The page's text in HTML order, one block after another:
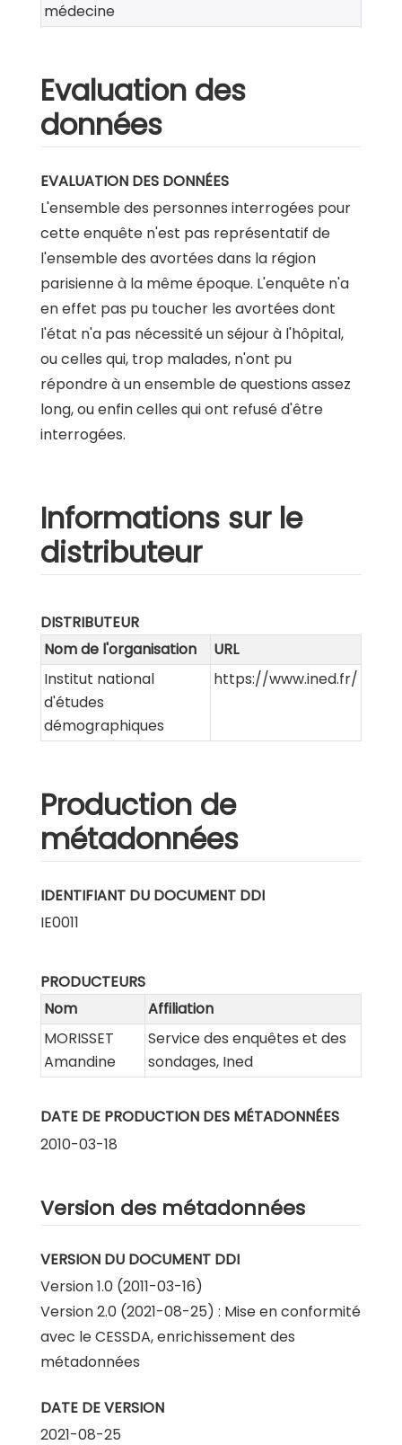
médecine
Evaluation des
données
EVALUATION DES DONNÉES
L'ensemble des personnes interrogées pour
cette enquête n'est pas représentatif de
l'ensemble des avortées dans la région
parisienne à la même époque. L'enquête n'a
en effet pas pu toucher les avortées dont
l'état n'a pas nécessité un séjour à l'hôpital,
ou celles qui, trop malades, n'ont pu
répondre à un ensemble de questions assez
long, ou enfin celles qui ont refusé d'être
interrogées.
Informations sur le
distributeur
DISTRIBUTEUR
Nom de l'organisation
URL
Institut national
d'études
démographiques
https://www.ined.fr/
Production de
métadonnées
IDENTIFIANT DU DOCUMENT DDI
IE0011
PRODUCTEURS
Nom
Affiliation
MORISSET
Amandine
Service des enquêtes et des
sondages, Ined
DATE DE PRODUCTION DES MÉTADONNÉES
2010-03-18
Version des métadonnées
VERSION DU DOCUMENT DDI
Version 1.0 (2011-03-16)
Version 2.0 (2021-08-25) : Mise en conformité
avec le CESSDA, enrichissement des
métadonnées
DATE DE VERSION
2021-08-25